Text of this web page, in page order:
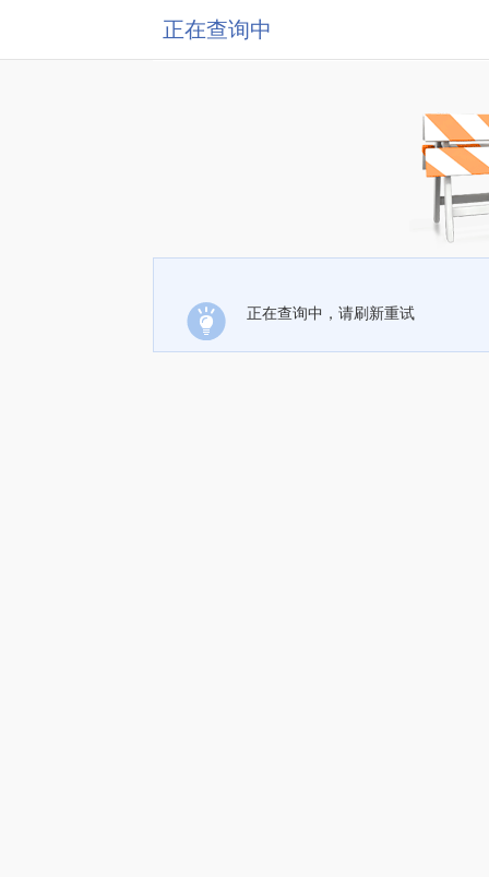
正在查询中
正在查询中，请刷新重试